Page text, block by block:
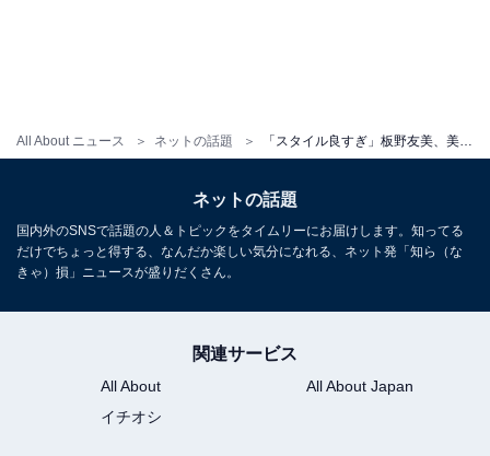
All About ニュース ネットの話題 「スタイル良すぎ」板野友美、美脚際立つモデルショットにファン歓喜！ 「めっちゃ可愛い」「絶対領域」
ネットの話題
国内外のSNSで話題の人＆トピックをタイムリーにお届けします。知ってる
だけでちょっと得する、なんだか楽しい気分になれる、ネット発「知ら（な
きゃ）損」ニュースが盛りだくさん。
関連サービス
All About
All About Japan
イチオシ